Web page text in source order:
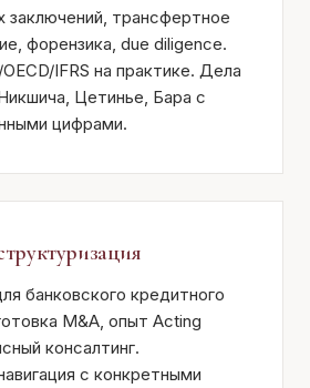
заключений, трансфертное
форензика, due diligence.
IFRS на практике. Дела
Цетинье, Бара с
цифрами.
банковского кредитного
M&A, опыт Acting
консалтинг.
с конкретными